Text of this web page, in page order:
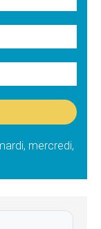
mercredi,